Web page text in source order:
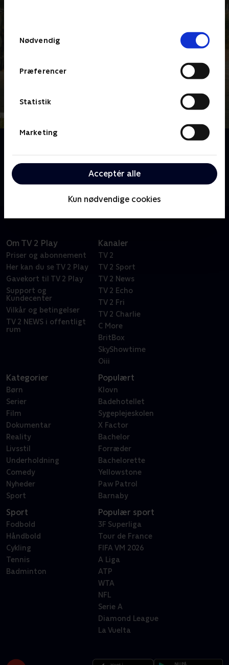
Nødvendig
Præferencer
Statistik
Marketing
Acceptér alle
Kun nødvendige cookies
par, der prøver at undfange et barn, mens de er
værter for deres eget nye boligprogram i den lille
Om TV 2 Play
Priser og abonnement
Her kan du se TV 2 Play
Gavekort til TV 2 Play
Support og
Kundecenter
Vilkår og betingelser
TV 2 NEWS i offentligt
rum
Kanaler
TV 2
TV 2 Sport
TV 2 News
TV 2 Echo
TV 2 Fri
TV 2 Charlie
C More
BritBox
SkyShowtime
Oiii
Kategorier
Børn
Serier
Film
Dokumentar
Reality
Livsstil
Underholdning
Comedy
Nyheder
Sport
Populært
Klovn
Badehotellet
Sygeplejeskolen
X Factor
Bachelor
Forræder
Bachelorette
Yellowstone
Paw Patrol
Barnaby
Sport
Fodbold
Håndbold
Cykling
Tennis
Badminton
Populær sport
3F Superliga
Tour de France
FIFA VM 2026
A Liga
ATP
WTA
NFL
Serie A
Diamond League
La Vuelta